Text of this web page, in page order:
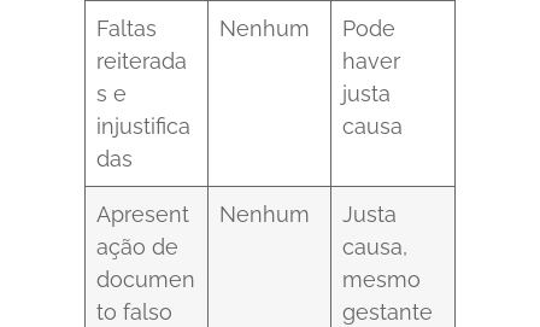
Faltas
reiterada
s e
injustifica
das
Nenhum
Pode
haver
justa
causa
Apresent
ação de
documen
to falso
Nenhum
Justa
causa,
mesmo
gestante